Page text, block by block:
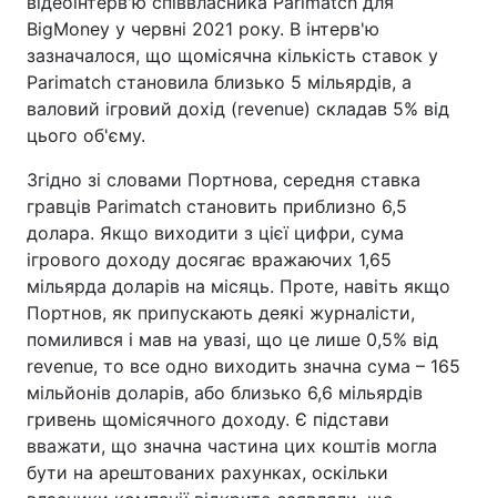
BigMoney у червні 2021 року. В інтерв'ю
зазначалося, що щомісячна кількість ставок у
Parimatch становила близько 5 мільярдів, а
валовий ігровий дохід (revenue) складав 5% від
цього об'єму.
Згідно зі словами Портнова, середня ставка
гравців Parimatch становить приблизно 6,5
долара. Якщо виходити з цієї цифри, сума
ігрового доходу досягає вражаючих 1,65
мільярда доларів на місяць. Проте, навіть якщо
Портнов, як припускають деякі журналісти,
помилився і мав на увазі, що це лише 0,5% від
revenue, то все одно виходить значна сума – 165
мільйонів доларів, або близько 6,6 мільярдів
гривень щомісячного доходу. Є підстави
вважати, що значна частина цих коштів могла
бути на арештованих рахунках, оскільки